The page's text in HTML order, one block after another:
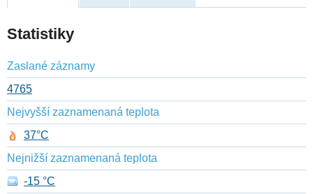
Statistiky
Zaslané záznamy
4765
Nejvyšší zaznamenaná teplota
37°C
Nejnižší zaznamenaná teplota
-15 °C